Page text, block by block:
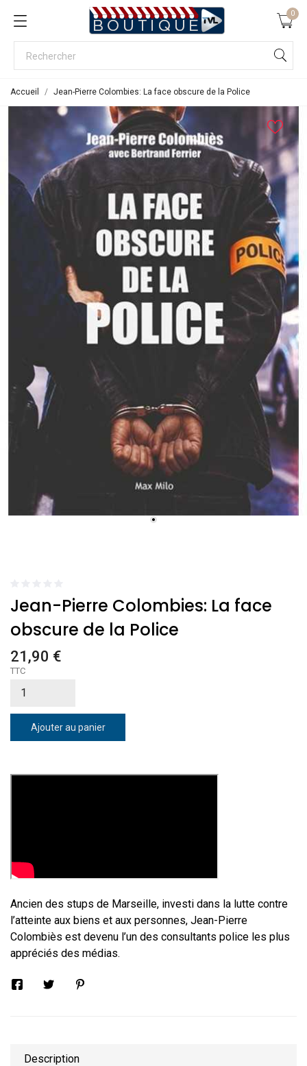
0
Accueil Jean-Pierre Colombies: La face obscure de la Police
Jean-Pierre Colombies: La face
obscure de la Police
21,90 €
TTC
Ajouter au panier
Ancien des stups de Marseille, investi dans la lutte contre
l’atteinte aux biens et aux personnes, Jean-Pierre
Colombiès est devenu l’un des consultants police les plus
appréciés des médias.
Description